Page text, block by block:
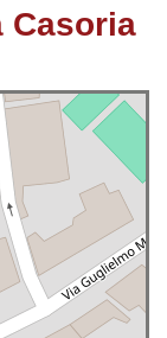
Casoria